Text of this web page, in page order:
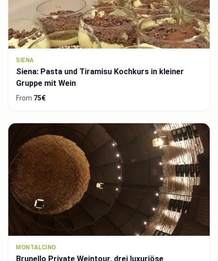
SIENA
Siena: Pasta und Tiramisu Kochkurs in kleiner
Gruppe mit Wein
From 75€
MONTALCINO
Brunello Private Weintour, drei luxuriöse